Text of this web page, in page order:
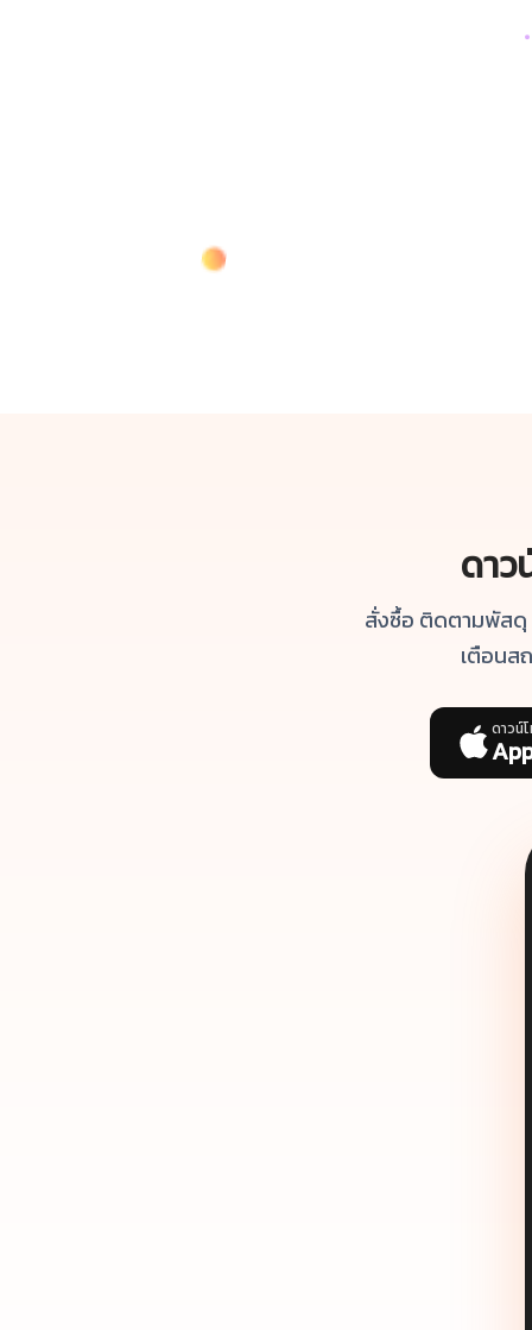
ดา
สั่งซื้อ ติดตามพัสดุ
เตือนส
ดาวน์